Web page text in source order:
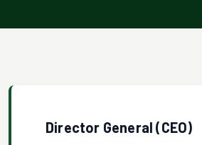
Director General (CEO)